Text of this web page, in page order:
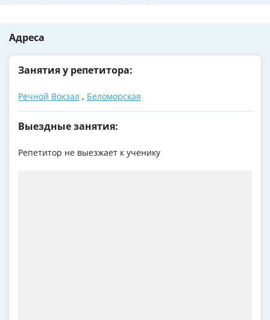
Адреса
Занятия у репетитора:
Речной Вокзал , Беломорская
Выездные занятия:
Репетитор не выезжает к ученику